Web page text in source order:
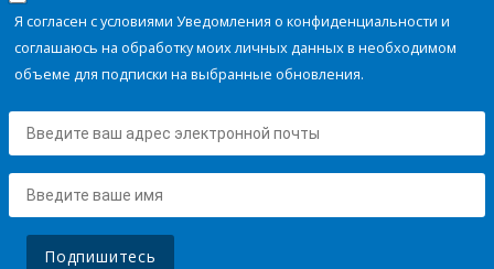
Я согласен с условиями Уведомления о конфиденциальности и
соглашаюсь на обработку моих личных данных в необходимом
объеме для подписки на выбранные обновления.
Подпишитесь